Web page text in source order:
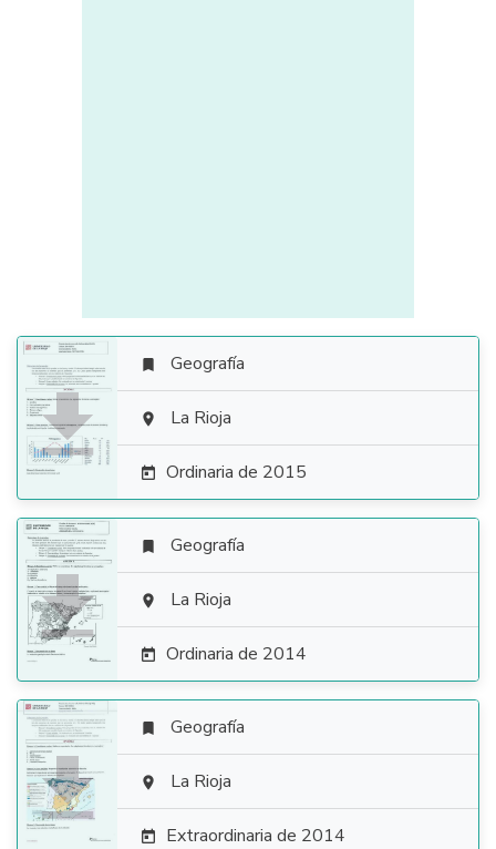

 Geografía
 La Rioja
 Ordinaria de 2015

 Geografía
 La Rioja
 Ordinaria de 2014

 Geografía
 La Rioja
 Extraordinaria de 2014